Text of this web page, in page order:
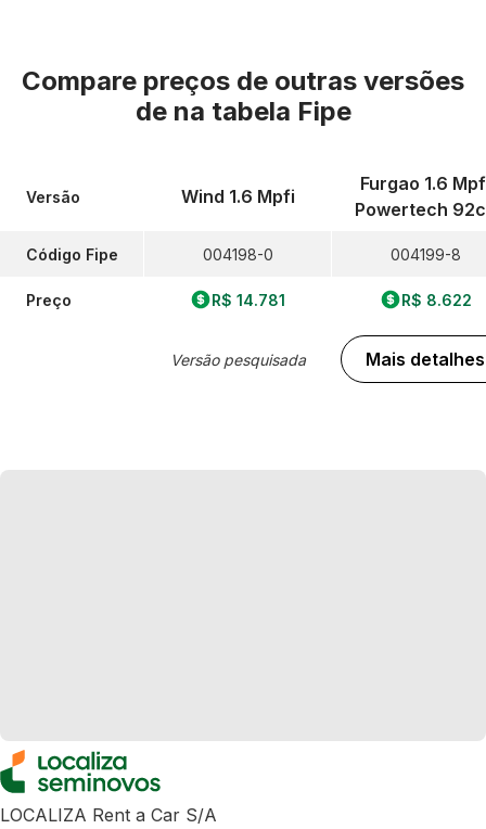
Compare preços de outras versões
de na tabela Fipe
Versão
Código Fipe
Preço
Wind 1.6 Mpfi
004198-0
R$ 14.781
Versão pesquisada
Furgao 1.6
Powertech
004199-8
R$ 8.622
Mais detalhes
LOCALIZA Rent a Car S/A